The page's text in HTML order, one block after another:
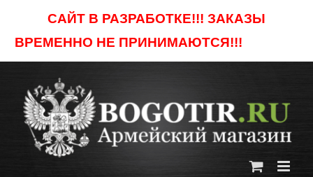
САЙТ В РАЗРАБОТКЕ!!! ЗАКАЗЫ
ВРЕМЕННО НЕ ПРИНИМАЮТСЯ!!!
content